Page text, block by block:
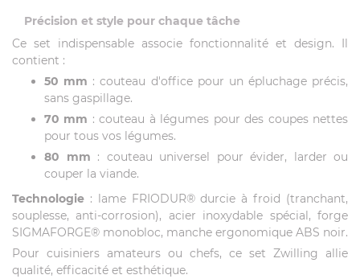
Précision et style pour chaque tâche
Ce set indispensable associe fonctionnalité et design. Il
contient :
50 mm : couteau d'office pour un épluchage précis,
sans gaspillage.
70 mm : couteau à légumes pour des coupes nettes
pour tous vos légumes.
80 mm : couteau universel pour évider, larder ou
couper la viande.
Technologie : lame FRIODUR® durcie à froid (tranchant,
souplesse, anti-corrosion), acier inoxydable spécial, forge
SIGMAFORGE® monobloc, manche ergonomique ABS noir.
Pour cuisiniers amateurs ou chefs, ce set Zwilling allie
qualité, efficacité et esthétique.